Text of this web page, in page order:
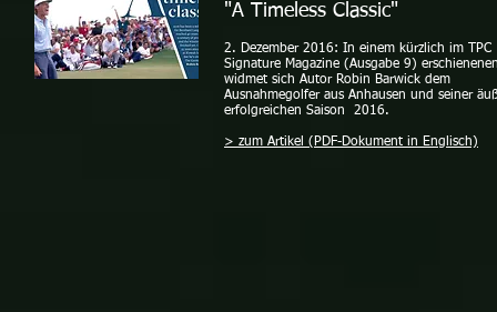
"A Timeless Classic"
2. Dezember 2016: In einem kürzlich im TPC
Signature Magazine (Ausgabe 9)
widmet sich Autor Robin Barwick dem
Ausnahmegolfer aus Anhausen und seiner
erfolgreichen Saison 2016.
> zum Artikel (PDF-Dokument in Englisch)